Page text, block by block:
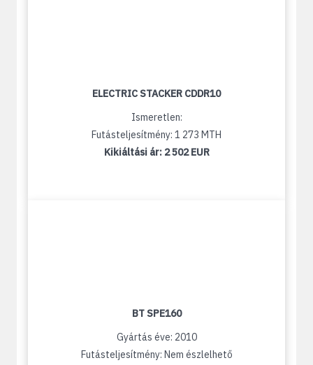
ELECTRIC STACKER CDDR10
Ismeretlen:
Futásteljesítmény: 1 273 MTH
Kikiáltási ár: 2 502 EUR
BT SPE160
Gyártás éve: 2010
Futásteljesítmény: Nem észlelhető